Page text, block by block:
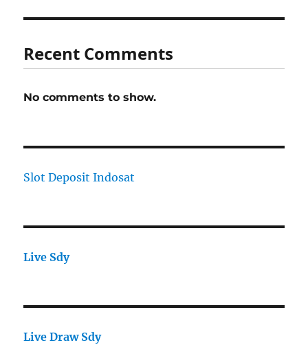
Recent Comments
No comments to show.
Slot Deposit Indosat
Live Sdy
Live Draw Sdy